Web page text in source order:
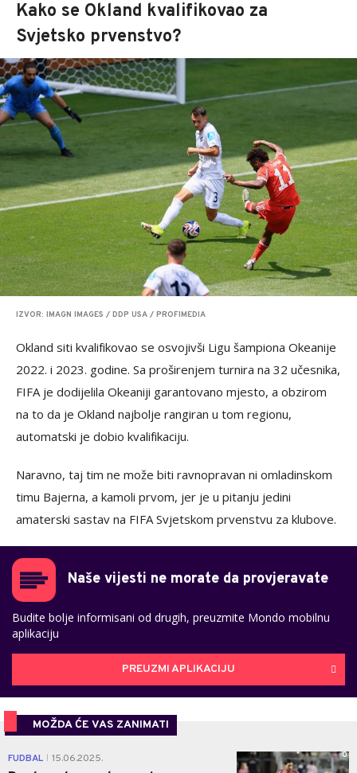
Kako se Okland kvalifikovao za
Svjetsko prvenstvo?
IZVOR: IMAGN IMAGES / DDP USA / PROFIMEDIA
Okland siti kvalifikovao se osvojivši Ligu šampiona Okeanije
2022. i 2023. godine. Sa proširenjem turnira na 32 učesnika,
FIFA je dodijelila Okeaniji garantovano mjesto, a obzirom
na to da je Okland najbolje rangiran u tom regionu,
automatski je dobio kvalifikaciju.
Naravno, taj tim ne može biti ravnopravan ni omladinskom
timu Bajerna, a kamoli prvom, jer je u pitanju jedini
amaterski sastav na FIFA Svjetskom prvenstvu za klubove.
Naše vijesti ne morate da provjeravate
Budite bolje informisani od drugih, preuzmite Mondo mobilnu
aplikaciju
PREUZMI APLIKACIJU
MOŽDA ĆE VAS ZANIMATI
FUDBAL 15.06.2025. 0